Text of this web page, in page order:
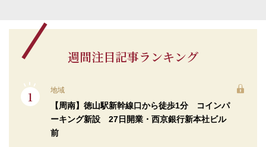
週間注目記事ランキング
地域
【周南】徳山駅新幹線口から徒歩1分 コインパ
ーキング新設 27日開業・西京銀行新本社ビル
前